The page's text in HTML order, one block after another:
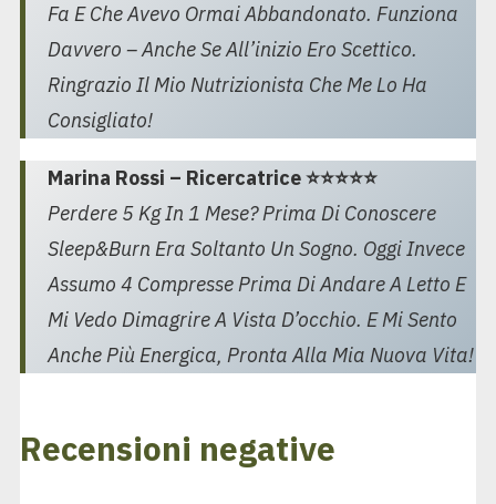
Fa E Che Avevo Ormai Abbandonato. Funziona
Davvero – Anche Se All’inizio Ero Scettico.
Ringrazio Il Mio Nutrizionista Che Me Lo Ha
Consigliato!
Marina Rossi – Ricercatrice ⭐⭐⭐⭐⭐
Perdere 5 Kg In 1 Mese? Prima Di Conoscere
Sleep&Burn Era Soltanto Un Sogno. Oggi Invece
Assumo 4 Compresse Prima Di Andare A Letto E
Mi Vedo Dimagrire A Vista D’occhio. E Mi Sento
Anche Più Energica, Pronta Alla Mia Nuova Vita!
Recensioni negative